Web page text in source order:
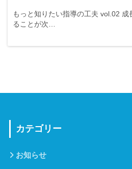
もっと知りたい指導の工夫 vol.02 成
ることが次…
カテゴリー
お知らせ